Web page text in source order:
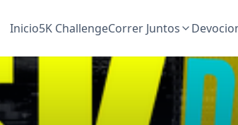
Inicio5K ChallengeCorrer Juntos